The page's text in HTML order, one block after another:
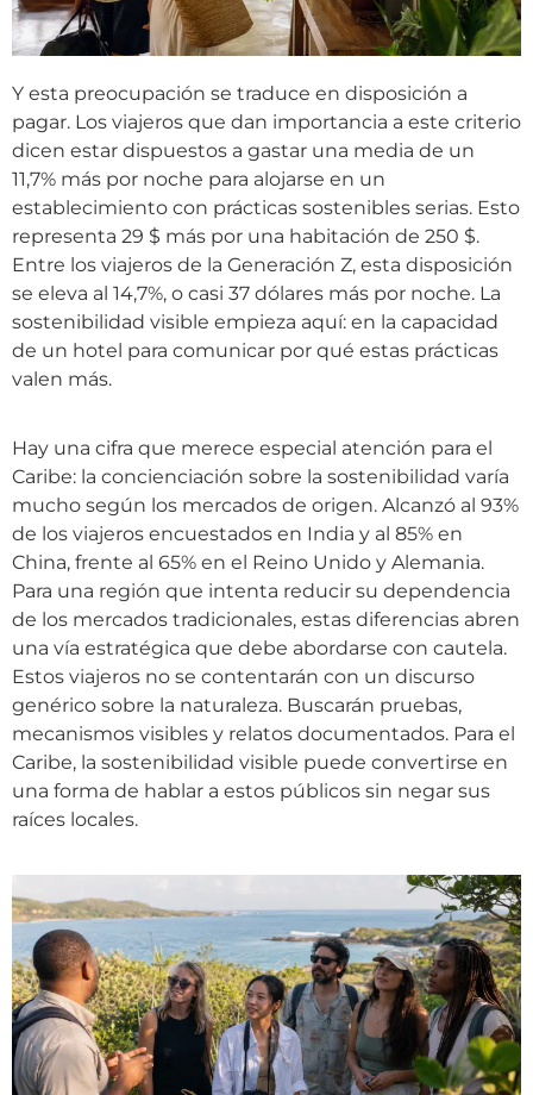
Y esta preocupación se traduce en disposición a
pagar. Los viajeros que dan importancia a este criterio
dicen estar dispuestos a gastar una media de un
11,7% más por noche para alojarse en un
establecimiento con prácticas sostenibles serias. Esto
representa 29 $ más por una habitación de 250 $.
Entre los viajeros de la Generación Z, esta disposición
se eleva al 14,7%, o casi 37 dólares más por noche. La
sostenibilidad visible empieza aquí: en la capacidad
de un hotel para comunicar por qué estas prácticas
valen más.
Hay una cifra que merece especial atención para el
Caribe: la concienciación sobre la sostenibilidad varía
mucho según los mercados de origen. Alcanzó al 93%
de los viajeros encuestados en India y al 85% en
China, frente al 65% en el Reino Unido y Alemania.
Para una región que intenta reducir su dependencia
de los mercados tradicionales, estas diferencias abren
una vía estratégica que debe abordarse con cautela.
Estos viajeros no se contentarán con un discurso
genérico sobre la naturaleza. Buscarán pruebas,
mecanismos visibles y relatos documentados. Para el
Caribe, la sostenibilidad visible puede convertirse en
una forma de hablar a estos públicos sin negar sus
raíces locales.